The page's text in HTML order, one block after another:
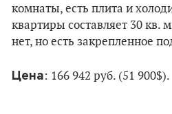
комнаты, есть плита и
квартиры составляет 30 кв.
нет, но есть закрепленное
Цена: 166 942 руб. (51 900$).